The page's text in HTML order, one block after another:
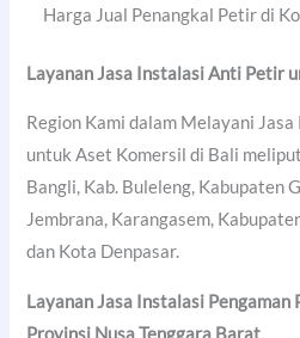
Harga Jual Penangkal Petir di
Layanan Jasa Instalasi Anti Petir
Region Kami dalam Melayani
untuk Aset Komersil di Bali
Bangli, Kab. Buleleng, Kabupaten
Jembrana, Karangasem,
dan Kota Denpasar.
Layanan Jasa Instalasi
Provinsi Nusa Tenggara Barat